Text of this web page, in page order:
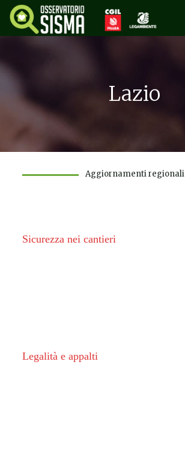
Lazio
Aggiornamenti regionali
Sicurezza nei cantieri
Legalità e appalti